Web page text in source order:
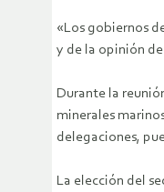
«Los gobiernos
y de la opinión
Durante la
minerales
delegaciones,
La elección del